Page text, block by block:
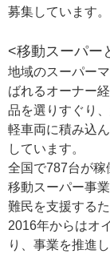
募集しています。
<移動スーパー
地域のスーパー
ばれるオーナー
品を選りすぐり
軽車両に積み込
しています。
全国で787台が稼
移動スーパー事
難民を支援する
2016年からはオ
り、事業を推進